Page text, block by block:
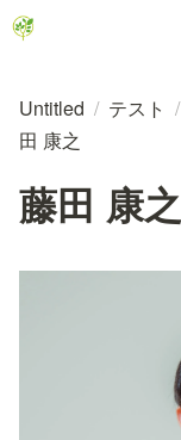
Untitled / テスト /
田 康之
藤田 康之